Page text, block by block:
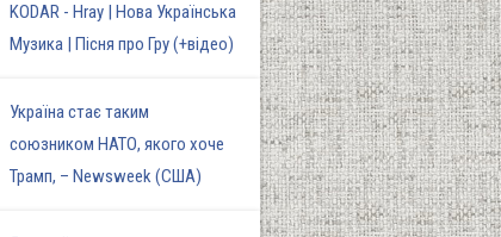
KODAR - Hray | Нова Українська
Музика | Пісня про Гру (+відео)
Україна стає таким
союзником НАТО, якого хоче
Трамп, – Newsweek (США)